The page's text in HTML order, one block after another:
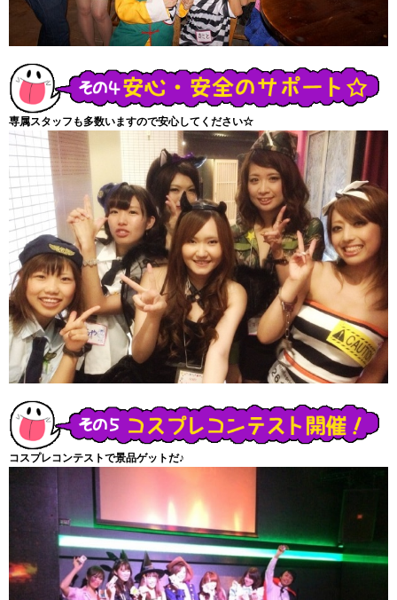
専属スタッフも多数いますので安心してください☆
コスプレコンテストで景品ゲットだ♪